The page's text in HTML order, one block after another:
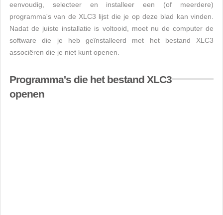
eenvoudig, selecteer en installeer een (of meerdere)
programma's van de XLC3 lijst die je op deze blad kan vinden.
Nadat de juiste installatie is voltooid, moet nu de computer de
software die je heb geïnstalleerd met het bestand XLC3
associëren die je niet kunt openen.
Programma's die het bestand XLC3
openen